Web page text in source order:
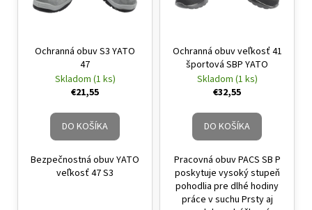
Ochranná obuv S3 YATO
47
Skladom (1 ks)
€21,55
DO KOŠÍKA
Bezpečnostná obuv YATO
veľkosť 47 S3
Ochranná obuv veľkosť 41
športová SBP YATO
Skladom (1 ks)
€32,55
DO KOŠÍKA
Pracovná obuv PACS SB P
poskytuje vysoký stupeň
pohodlia pre dlhé hodiny
práce v suchu Prsty aj